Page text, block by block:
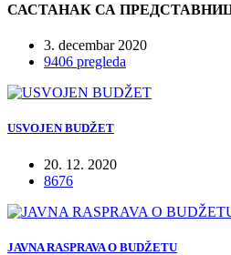
САСТАНАК СА
3. decembar 2020
9406 pregleda
USVOJEN BUDŽET
20. 12. 2020
8676
JAVNA RASPRAVA O BUDŽETU